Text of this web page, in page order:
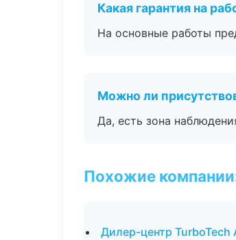
Какая гарантия на
На основные работы
Можно ли
Да, есть зона
Похожие
Дилер-центр